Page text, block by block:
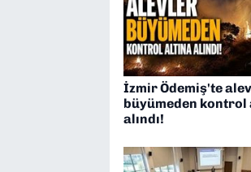
İzmir Ödemiş'te
büyümeden kontrol
alındı!